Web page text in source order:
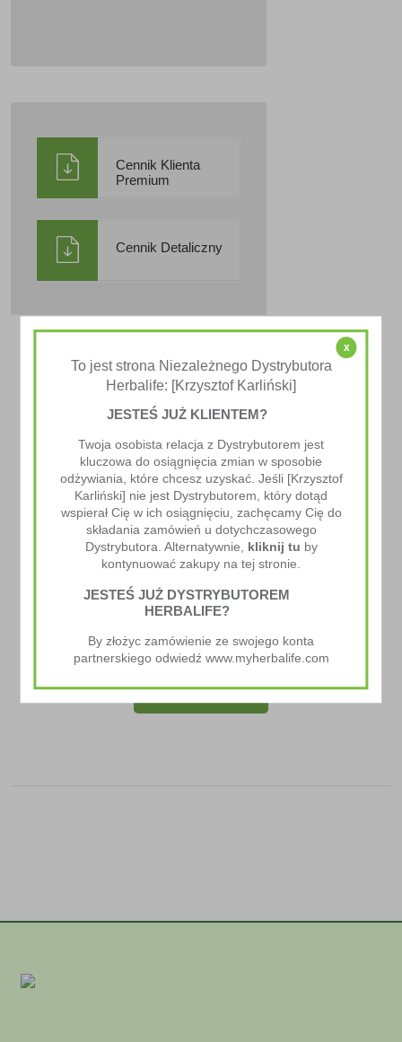
Cennik Klienta
Premium
Cennik Detaliczny
Herbalife24 CR7 Drive
59.00zł–98.00zł
x
To jest strona Niezależnego Dystrybutora
Herbalife: [Krzysztof Karliński]
JESTEŚ JUŻ KLIENTEM?
Twoja osobista relacja z Dystrybutorem jest
kluczowa do osiągnięcia zmian w sposobie
odżywiania, które chcesz uzyskać. Jeśli [Krzysztof
Karliński] nie jest Dystrybutorem, który dotąd
wspierał Cię w ich osiągnięciu, zachęcamy Cię do
składania zamówień u dotychczasowego
Dystrybutora. Alternatywnie, kliknij tu by
kontynuować zakupy na tej stronie.
JESTEŚ JUŻ DYSTRYBUTOREM
HERBALIFE?
By złożyc zamówienie ze swojego konta
partnerskiego odwiedź www.myherbalife.com